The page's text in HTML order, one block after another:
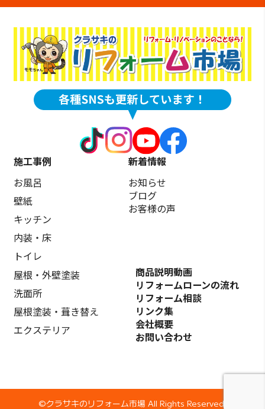
施工事例
お風呂
壁紙
キッチン
内装・床
トイレ
屋根・外壁塗装
洗面所
屋根塗装・葺き替え
エクステリア
新着情報
お知らせ
ブログ
お客様の声
商品説明動画
リフォームローンの流れ
リフォーム相談
リンク集
会社概要
お問い合わせ
©️クラサキのリフォーム市場 All Rights Reserved.